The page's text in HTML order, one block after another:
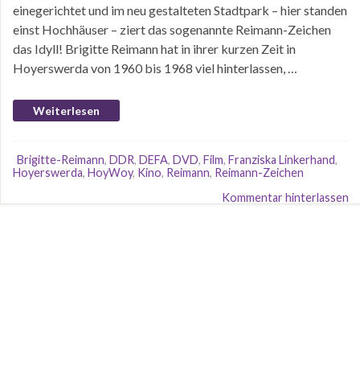
einegerichtet und im neu gestalteten Stadtpark – hier standen
einst Hochhäuser – ziert das sogenannte Reimann-Zeichen
das Idyll! Brigitte Reimann hat in ihrer kurzen Zeit in
Hoyerswerda von 1960 bis 1968 viel hinterlassen, …
Weiterlesen
Brigitte-Reimann, DDR, DEFA, DVD, Film, Franziska Linkerhand,
Hoyerswerda, HoyWoy, Kino, Reimann, Reimann-Zeichen
Kommentar hinterlassen